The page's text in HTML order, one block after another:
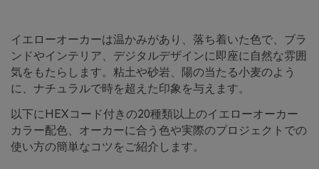
イエローオーカーは温かみがあり、落ち着いた色で、ブラ
ンドやインテリア、デジタルデザインに即座に自然な雰囲
気をもたらします。粘土や砂岩、陽の当たる小麦のよう
に、ナチュラルで時を超えた印象を与えます。
以下にHEXコード付きの20種類以上のイエローオーカー
カラー配色、オーカーに合う色や実際のプロジェクトでの
使い方の簡単なコツをご紹介します。